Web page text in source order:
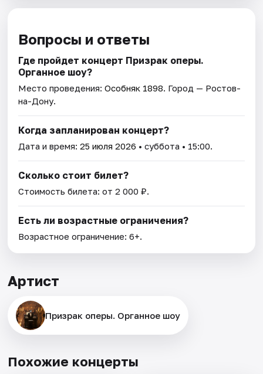
Вопросы и ответы
Где пройдет концерт Призрак оперы.
Органное шоу?
Место проведения:Особняк 1898. Город — Ростов-
на-Дону.
Когда запланирован концерт?
Дата и время:25 июля 2026 • суббота • 15:00.
Сколько стоит билет?
Стоимость билета: от 2 000 ₽.
Есть ли возрастные ограничения?
Возрастное ограничение: 6+.
Артист
Призрак оперы. Органное шоу
Похожие концерты